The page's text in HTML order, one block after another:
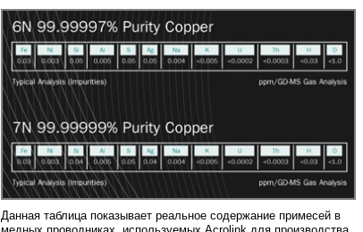
Данная таблица показывает реальное содержание примесей в